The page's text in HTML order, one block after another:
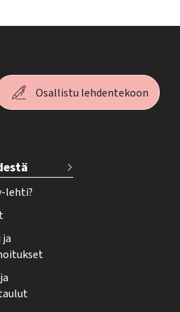
Osallistu lehdentekoon
lehti?